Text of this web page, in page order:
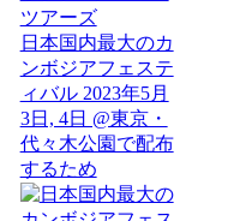
日本国内最大のカ
ンボジアフェステ
ィバル 2023年5月
3日, 4日 @東京・
代々木公園で配布
するため